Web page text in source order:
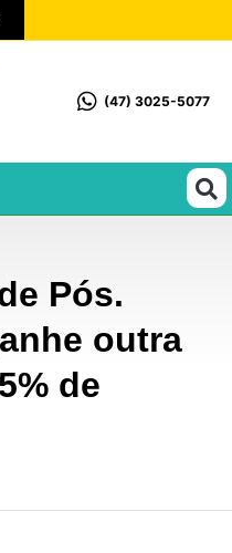
(47) 3025-5077
Pós.
outra
de